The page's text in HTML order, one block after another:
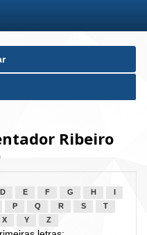
Ribeiro
D E F G H
P Q R S
T
X Y Z